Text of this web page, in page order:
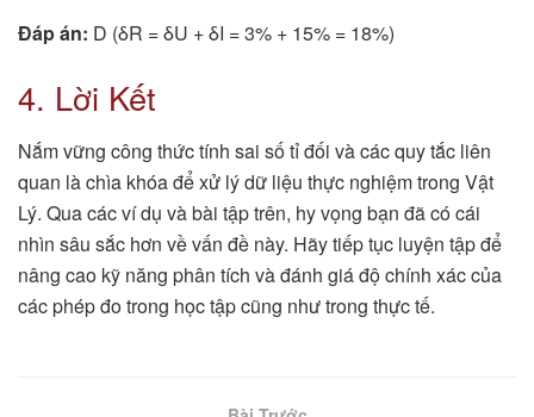
Đáp án: D (δR = δU + δI = 3% + 15% = 18%)
4. Lời Kết
Nắm vững công thức tính sai số tỉ đối và các quy tắc liên
quan là chìa khóa để xử lý dữ liệu thực nghiệm trong Vật
Lý. Qua các ví dụ và bài tập trên, hy vọng bạn đã có cái
nhìn sâu sắc hơn về vấn đề này. Hãy tiếp tục luyện tập để
nâng cao kỹ năng phân tích và đánh giá độ chính xác của
các phép đo trong học tập cũng như trong thực tế.